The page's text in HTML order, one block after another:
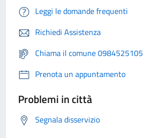
Leggi le domande frequenti
Richiedi Assistenza
Chiama il comune 0984525105
Prenota un appuntamento
Problemi in città
Segnala disservizio